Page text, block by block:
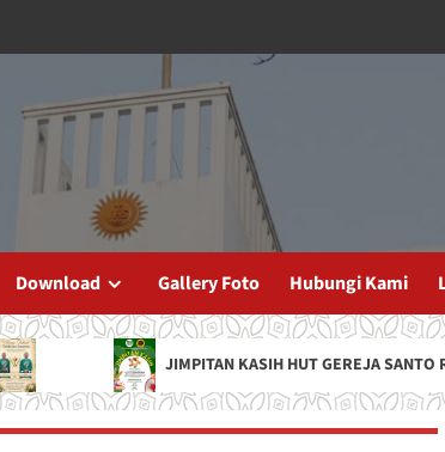
Download Gallery Foto Hubungi Kami
JIMPITAN KASIH HUT GEREJA SANTO